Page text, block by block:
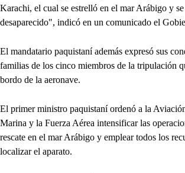
Karachi, el cual se estrelló en el mar Arábigo y se
desaparecido", indicó en un comunicado el
El mandatario paquistaní además expresó sus
familias de los cinco miembros de la tripulación
bordo de la aeronave.
El primer ministro paquistaní ordenó a la
Marina y la Fuerza Aérea intensificar las
rescate en el mar Arábigo y emplear todos los
localizar el aparato.